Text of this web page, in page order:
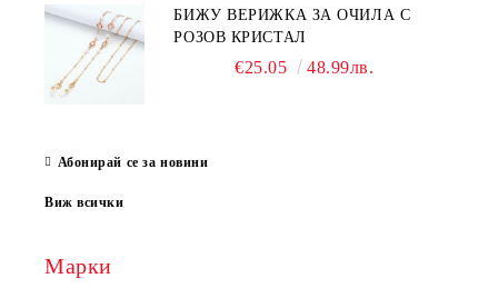
БИЖУ ВЕРИЖКА ЗА ОЧИЛА С
РОЗОВ КРИСТАЛ
€25.05 48.99лв.
Абонирай се за новини
Виж всички
Марки